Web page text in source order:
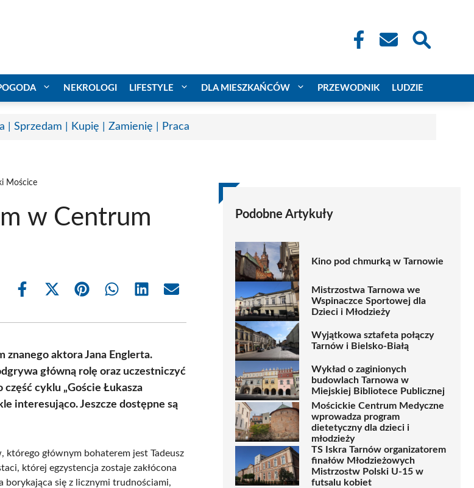
NEKROLOGI LIFESTYLE DLA MIESZKAŃCÓW PRZEWODNIK LUDZIE
| Sprzedam | Kupię | Zamienię | Praca
Mościce
w Centrum
Share
Share
(Twitter)
Share Share Share Share
znanego aktora Jana Englerta.
główną rolę oraz uczestniczyć
cyklu „Goście Łukasza
interesująco. Jeszcze dostępne są
głównym bohaterem jest Tadeusz
której egzystencja zostaje zakłócona
borykająca się z licznymi trudnościami,
Podobne Artykuły
Kino pod chmurką w Tarnowie
Mistrzostwa Tarnowa we
Wspinaczce Sportowej dla
Dzieci i Młodzieży
Wyjątkowa sztafeta połączy
Tarnów i Bielsko-Białą
Wykład o zaginionych
budowlach Tarnowa w
Miejskiej Bibliotece Publicznej
Mościckie Centrum Medyczne
wprowadza program
dietetyczny dla dzieci i
młodzieży
TS Iskra Tarnów organizatorem
finałów Młodzieżowych
Mistrzostw Polski U-15 w
futsalu kobiet